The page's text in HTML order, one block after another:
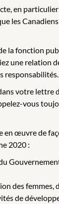
en
les
la fonction
une relation
responsabilités.
votre lettre
vous
en œuvre de
2020 :
des femmes,
de